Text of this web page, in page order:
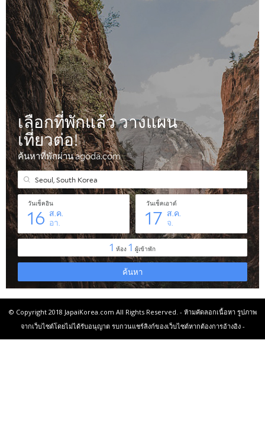
© Copyright 2018 JapaiKorea.com All Rights Reserved. - ห้ามคัดลอกเนื้อหา รูปภาพ
จากเว็บไซต์โดยไม่ได้รับอนุญาต รบกวนแชร์ลิงก์ของเว็บไซต์หากต้องการอ้างอิง -